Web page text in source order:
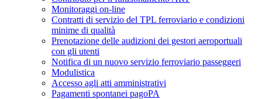
Monitoraggi on-line
Contratti di servizio del TPL ferroviario e condizioni
minime di qualità
Prenotazione delle audizioni dei gestori aeroportuali
con gli utenti
Notifica di un nuovo servizio ferroviario passeggeri
Modulistica
Accesso agli atti amministrativi
Pagamenti spontanei pagoPA